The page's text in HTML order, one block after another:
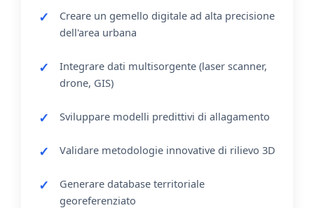
Creare un gemello digitale ad alta precisione
dell'area urbana
Integrare dati multisorgente (laser scanner,
drone, GIS)
Sviluppare modelli predittivi di allagamento
Validare metodologie innovative di rilievo 3D
Generare database territoriale
georeferenziato